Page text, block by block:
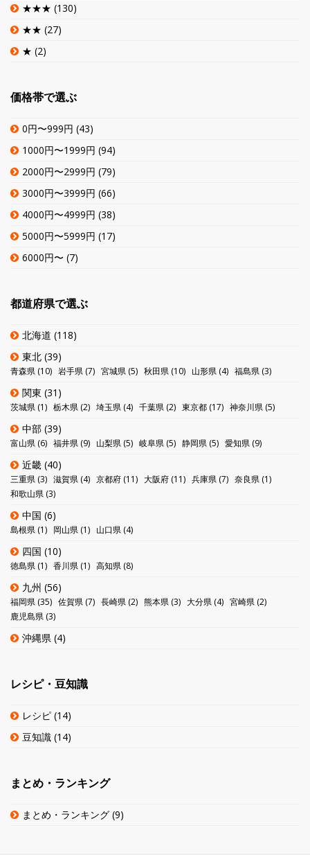
★★★ (130)
★★ (27)
★ (2)
価格帯で選ぶ
0円〜999円 (43)
1000円〜1999円 (94)
2000円〜2999円 (79)
3000円〜3999円 (66)
4000円〜4999円 (38)
5000円〜5999円 (17)
6000円〜 (7)
都道府県で選ぶ
北海道 (118)
東北 (39)
青森県 (10) 岩手県 (7) 宮城県 (5) 秋田県 (10) 山形県 (4) 福島県 (3)
関東 (31)
茨城県 (1) 栃木県 (2) 埼玉県 (4) 千葉県 (2) 東京都 (17) 神奈川県 (5)
中部 (39)
富山県 (6) 福井県 (9) 山梨県 (5) 岐阜県 (5) 静岡県 (5) 愛知県 (9)
近畿 (40)
三重県 (3) 滋賀県 (4) 京都府 (11) 大阪府 (11) 兵庫県 (7) 奈良県 (1)
和歌山県 (3)
中国 (6)
島根県 (1) 岡山県 (1) 山口県 (4)
四国 (10)
徳島県 (1) 香川県 (1) 高知県 (8)
九州 (56)
福岡県 (35) 佐賀県 (7) 長崎県 (2) 熊本県 (3) 大分県 (4) 宮崎県 (2)
鹿児島県 (3)
沖縄県 (4)
レシピ・豆知識
レシピ (14)
豆知識 (14)
まとめ・ランキング
まとめ・ランキング (9)